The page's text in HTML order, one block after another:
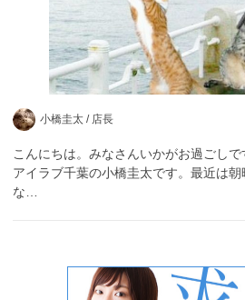
小橋圭太 / 店長
こんにちは。みなさんいかがお過ごし
アイラブ千葉の小橋圭太です。最近は
な…